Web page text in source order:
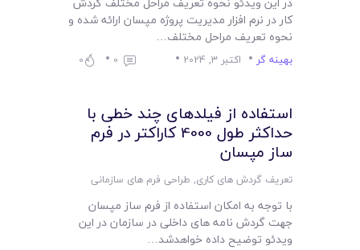
لیست قیمت محصولات
کار در نرم افزار مدیریت پروژه مپسان ارائه شده و
نحوه تعریف مراحل مختلف…
بهینه گر اکتبر 3, 2024 0
0
استفاده از فیلدهای چند خطی با
حداکثر طول 4000 کاراکتر در فرم
ساز مپسان
تعریف گردش های کاری, طراحی فرم های سازمانی
با توجه به امکان استفاده از فرم ساز مپسان
جهت گردش نامه های داخلی در سازمان در این
ویدئو توضیح داده خواهدشد…